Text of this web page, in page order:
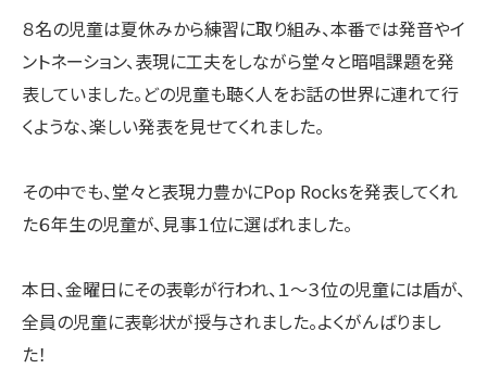
８名の児童は夏休みから練習に取り組み、本番では発音やイ
ントネーション、表現に工夫をしながら堂々と暗唱課題を発
表していました。どの児童も聴く人をお話の世界に連れて行
くような、楽しい発表を見せてくれました。
その中でも、堂々と表現力豊かにPop Rocksを発表してくれ
た６年生の児童が、見事１位に選ばれました。
本日、金曜日にその表彰が行われ、１〜３位の児童には盾が、
全員の児童に表彰状が授与されました。よくがんばりまし
た！